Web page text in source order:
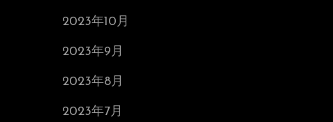
2023年10月
2023年9月
2023年8月
2023年7月